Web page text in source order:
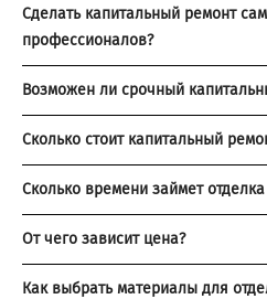
Сделать капитальный ремонт
профессионалов?
Возможен ли срочный
Сколько стоит капитальный
Сколько времени займет
От чего зависит цена?
Как выбрать материалы для